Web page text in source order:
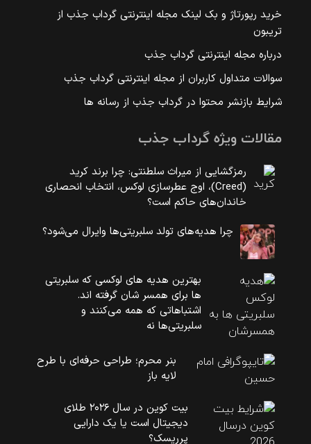
خرید رپورتاژ و بک لینک مجله اینترنتی گرداب جذب از
تریبون
درباره مجله اینترنتی گرداب جذب
سوالات متداول کاربران از مجله اینترنتی گرداب جذب
شرایط بازنشر محتوا در گرداب جذب از رسانه ها
مقالات ویژه گرداب جذب
رمزگشایی از میراث سلطنتی: چرا برند کرید
(Creed)، اوج عطرسازی لوکس، انتخاب انحصاری
خاندان‌های حاکم است؟
چرا هدیه‌های تولد سلبریتی‌ها وایرال می‌شود؟
بهترین هدیه های لوکسی که سلبریتی
ها برای همسر شان گرفته اند.
اشتباهاتی که همه می‌کنند و
سلبریتی‌ها نه
بنر محرم؛ طراحی حرفه‌ای با طرح
لایه باز
بیت کوین در سال ۲۰۲۶ طلای
دیجیتال است یا یک دارایی
پرریسک؟